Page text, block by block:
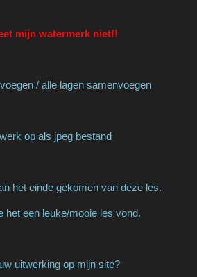
mijn watermerk niet!!
/ alle lagen samenvoegen
op als jpeg bestand
het einde gekomen van deze les.
het een leuke/mooie les vond.
uitwerking op mijn site?